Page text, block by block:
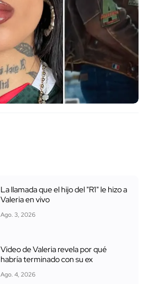
La llamada que el hijo del "R1" le hizo a
Valeria en vivo
Ago. 3, 2026
Video de Valeria revela por qué
habría terminado con su ex
Ago. 4, 2026